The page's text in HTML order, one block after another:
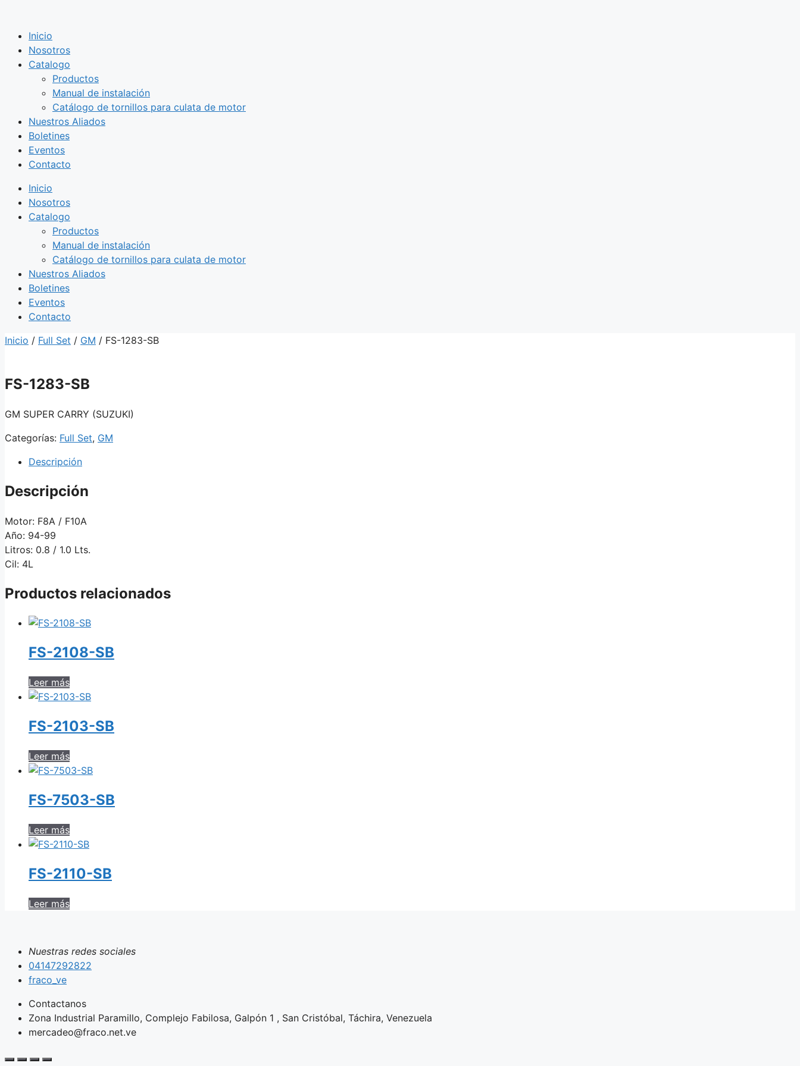
contenido
Inicio
Nosotros
Catalogo
Productos
Manual de instalación
Catálogo de tornillos para culata de motor
Nuestros Aliados
Boletines
Eventos
Contacto
Inicio
Nosotros
Catalogo
Productos
Manual de instalación
Catálogo de tornillos para culata de motor
Nuestros Aliados
Boletines
Eventos
Contacto
Inicio / Full Set / GM / FS-1283-SB
FS-1283-SB
GM SUPER CARRY (SUZUKI)
Categorías: Full Set, GM
Descripción
Descripción
Motor: F8A / F10A
Año: 94-99
Litros: 0.8 / 1.0 Lts.
Cil: 4L
Productos relacionados
FS-2108-SB
Leer más
FS-2103-SB
Leer más
FS-7503-SB
Leer más
FS-2110-SB
Leer más
Nuestras redes sociales
04147292822
fraco_ve
Contactanos
Zona Industrial Paramillo, Complejo Fabilosa, Galpón 1 , San Cristóbal, Táchira, Venezuela
mercadeo@fraco.net.ve